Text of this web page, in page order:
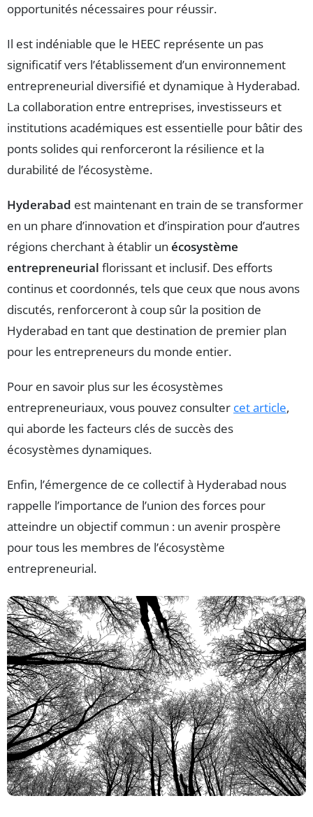
opportunités nécessaires pour réussir.
Il est indéniable que le HEEC représente un pas
significatif vers l’établissement d’un environnement
entrepreneurial diversifié et dynamique à Hyderabad.
La collaboration entre entreprises, investisseurs et
institutions académiques est essentielle pour bâtir des
ponts solides qui renforceront la résilience et la
durabilité de l’écosystème.
Hyderabad est maintenant en train de se transformer
en un phare d’innovation et d’inspiration pour d’autres
régions cherchant à établir un écosystème
entrepreneurial florissant et inclusif. Des efforts
continus et coordonnés, tels que ceux que nous avons
discutés, renforceront à coup sûr la position de
Hyderabad en tant que destination de premier plan
pour les entrepreneurs du monde entier.
Pour en savoir plus sur les écosystèmes
entrepreneuriaux, vous pouvez consulter cet article,
qui aborde les facteurs clés de succès des
écosystèmes dynamiques.
Enfin, l’émergence de ce collectif à Hyderabad nous
rappelle l’importance de l’union des forces pour
atteindre un objectif commun : un avenir prospère
pour tous les membres de l’écosystème
entrepreneurial.